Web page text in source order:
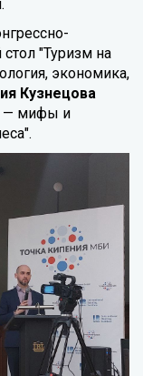
"Туризм на
экономика,
Кузнецова
— мифы и